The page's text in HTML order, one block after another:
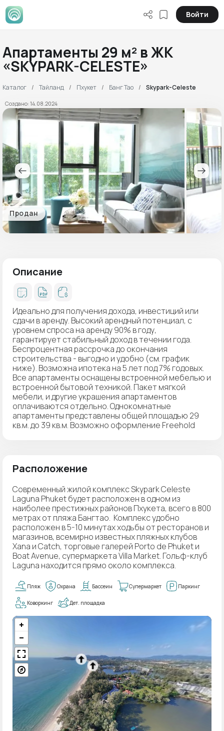
Войти
Апартаменты 29 м² в ЖК
«SKYPARK-CELESTE»
Каталог Тайланд Пхукет Банг Тао Skypark-Celeste
Создано: 14.08.2024
Продан
Описание
Идеально для получения дохода, инвестиций или
сдачи в аренду. Высокий арендный потенциал, с
уровнем спроса на аренду 90% в году,
гарантирует стабильный доход в течении года.
Беспроцентная рассрочка до окончания
строительства - выгодно и удобно (см. график
ниже). Возможна ипотека на 5 лет под 7% годовых.
Все апартаменты оснащены встроенной мебелью и
встроенной бытовой техникой. Пакет мягкой
мебели, и другие украшения апартаментов
оплачиваются отдельно. Однокомнатные
апартаменты представлены общей площадью 29
кв.м. до 39 кв.м. Возможно оформление Freehold
Расположение
Современный жилой комплекс Skypark Celeste
Laguna Phuket будет расположен в одном из
наиболее престижных районов Пхукета, всего в 800
метрах от пляжа Бангтао. Комплекс удобно
расположен в 5-10 минутах ходьбы от ресторанов и
магазинов, всемирно известных пляжных клубов
Xana и Catch, торговые галерей Porto de Phuket и
Boat Avenue, супермаркета Villa Market. Гольф-клуб
Laguna находится прямо около комплекса.
Пляж Охрана Бассеин Супермаркет Паркинг
Коворкинг Дет. площадка